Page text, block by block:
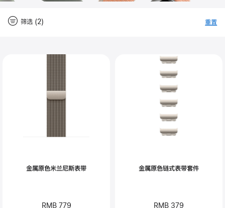
筛选 (2) 重置
金属原色米兰尼斯表带
RMB 779
金属原色链式表带套件
RMB 379